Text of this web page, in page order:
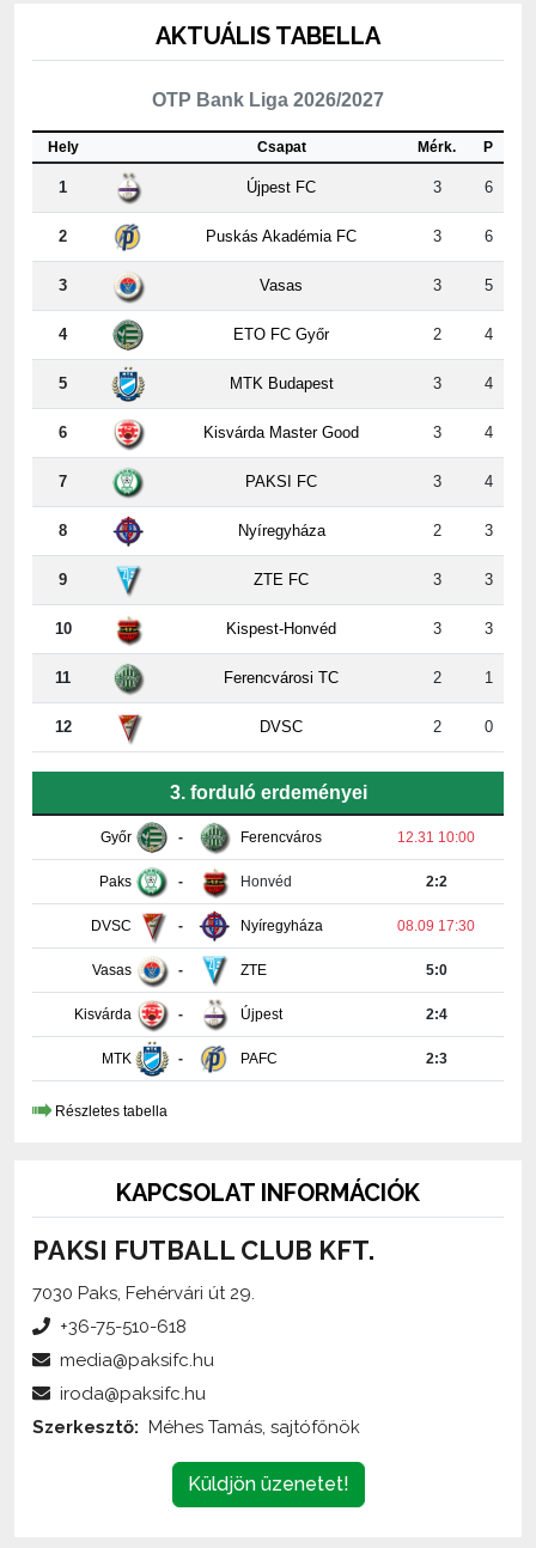
OTP Bank Liga 2026/2027
Csapat
1 Újpest FC 3 6
2 Puskás Akadémia FC 3 6
3 Vasas 3 5
4 ETO FC Győr 2 4
5 MTK Budapest 3 4
6 Kisvárda Master Good 3 4
7 PAKSI FC 3 4
8 Nyíregyháza 2 3
9 ZTE FC 3 3
10 Kispest-Honvéd 3 3
11 Ferencvárosi TC 2 1
12 DVSC 2 0
- Ferencváros
Paks Honvéd 2:2
DVSC Nyíregyháza 08.09 17:30
Vasas ZTE 5:0
Kisvárda Újpest 2:4
MTK PAFC 2:3
Részletes tabella
PAKSI FUTBALL CLUB KFT.
7030 Paks, Fehérvári út 29.
Küldjön üzenetet!